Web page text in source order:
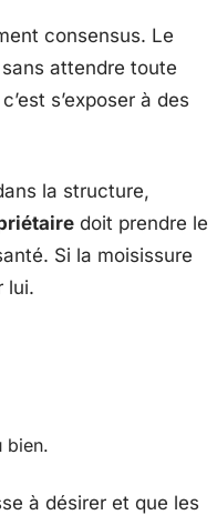
consensus. Le
attendre toute
s’exposer à des
la structure,
doit prendre le
Si la moisissure
lui.
bien.
à désirer et que les